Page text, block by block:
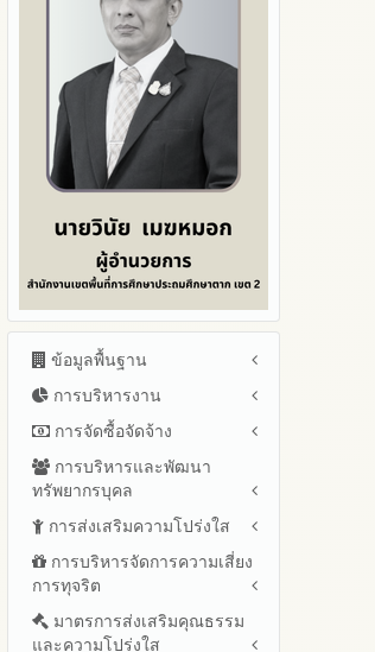
ข้อมูลพื้นฐาน
โครงสร้าง หน้าที่และอำนาจ
ข้อมูลผู้บริหาร
ข้อมูลการติดต่อและ ช่อง
ทางการสอบถาม
ระเบียบ / กฎหมายที่เกี่ยวข้อง
นโยบายคุ้มครองข้อมูลส่วน
บุคคล
ข่าวประชาสัมพันธ์
ข่าวสารพัฒนาสำนักงาน
เกี่ยวข้องกับแนวทางส่งเสริมความ
การบริหารงาน
แผนยุทธศาสตร์หรือแผนพัฒนา
สำนักงานเขตพื้นที่การศึกษา
แผนและความก้าวหน้าในการ
ประจำปีงบประมาณ
ปีงบประมาณ 2569
ปีงบประมาณ 2568
ปีงบประมาณ 2567
ปีงบประมาณ 2566
การจัดซื้อจัดจ้าง
สรุปผลการจัดซื้อจัดจ้างหรือการ
จัดหาพัสดุรายเดือน ประจำ
ปีงบประมาณ พ.ศ.2569 (แบบ
สขร.1)
รายงานสรุปผลการจัดซื้อจัดจ้าง
หรือการจัดหาพัสดุของสำนักงาน
เขตพื้นที่การศึกษา ประจำ
ปีงบประมาณ พ.ศ. 2568
การบริหารและพัฒนา
ทรัพยากรบุคล
หลักเกณฑ์และแผนการบริหาร
และพัฒนาทรัพยากรบุคลล ประจำ
ปีงบประมาณ พ.ศ.2569
พัฒนาทรัพยากรบุคคลประจำ
การส่งเสริมความโปร่งใส
แนวปฏิบัติการจัดการเรื่องร้อง
เรียนการทุจริตและประพฤติมิชอบ
ช่องทางแจ้งเรื่องร้องเรียนการ
ทุจริตและประพฤติมิชอบ
การบริหารจัดการความเสี่ยง
การทุจริต
การขับเคลื่อนนโยบาย No Gift
Policy จากการปฏิบัติหน้าที่และ
มาตรการส่งเสริมคุณธรรม
และความโปร่งใส